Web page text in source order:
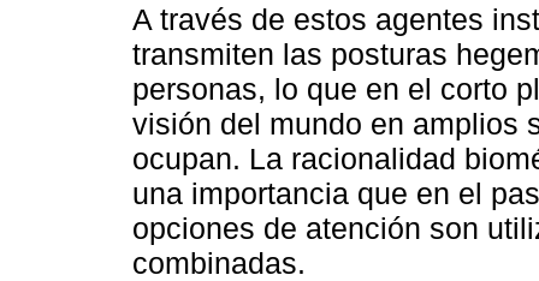
A través de estos agentes
transmiten las posturas
personas, lo que en el corto
visión del mundo en amplios
ocupan. La racionalidad
una importancia que en el
opciones de atención son
combinadas.